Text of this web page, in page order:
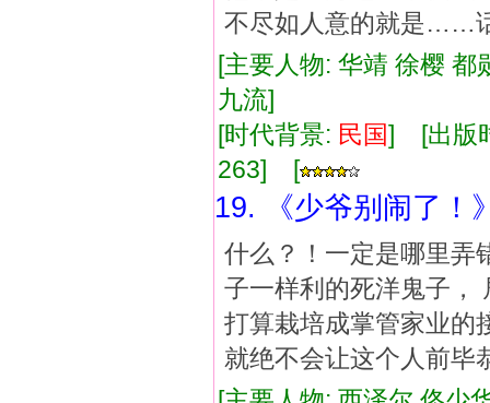
不尽如人意的就是……
[主要人物: 华靖 徐樱
九流]
[时代背景: 民国] [出版
263] [
19. 《少爷别闹了！
什么？！一定是哪里弄
子一样利的死洋鬼子，
打算栽培成掌管家业的
就绝不会让这个人前